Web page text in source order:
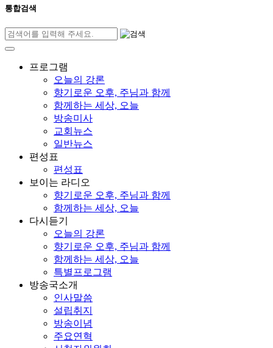
통합검색
프로그램
오늘의 강론
향기로운 오후, 주님과 함께
함께하는 세상, 오늘
방송미사
교회뉴스
일반뉴스
편성표
편성표
보이는 라디오
향기로운 오후, 주님과 함께
함께하는 세상, 오늘
다시듣기
오늘의 강론
향기로운 오후, 주님과 함께
함께하는 세상, 오늘
특별프로그램
방송국소개
인사말씀
설립취지
방송이념
주요연혁